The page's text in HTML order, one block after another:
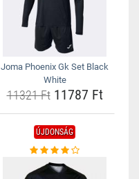
Joma Phoenix Gk Set Black
White
11321 Ft11787 Ft
ÚJDONSÁG